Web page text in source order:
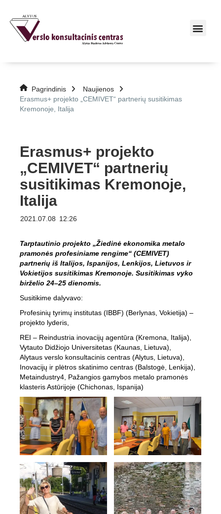
Pagrindinis
Naujienos
Erasmus+ projekto „CEMIVET“ partnerių susitikimas
Kremonoje, Italija
Erasmus+ projekto
„CEMIVET“ partnerių
susitikimas Kremonoje,
Italija
2021.07.08 12:26
Tarptautinio projekto „Žiedinė ekonomika metalo
pramonės profesiniame rengime“ (CEMIVET)
partnerių iš Italijos, Ispanijos, Lenkijos, Lietuvos ir
Vokietijos susitikimas Kremonoje. Susitikimas vyko
birželio 24–25 dienomis.
Susitikime dalyvavo:
Profesinių tyrimų institutas (IBBF) (Berlynas, Vokietija) –
projekto lyderis,
REI – Reindustria inovacijų agentūra (Kremona, Italija),
Vytauto Didžiojo Universitetas (Kaunas, Lietuva),
Alytaus verslo konsultacinis centras (Alytus, Lietuva),
Inovacijų ir plėtros skatinimo centras (Balstogė, Lenkija),
Metaindustry4, Pažangios gamybos metalo pramonės
klasteris Astūrijoje (Chichonas, Ispanija)